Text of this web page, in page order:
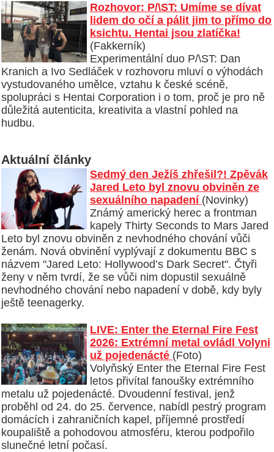
Rozhovor: P/\ST: Umíme se dívat
lidem do očí a pálit jim to přímo do
ksichtu. Hentai jsou zlatíčka!
(Fakkerník)
Experimentální duo P/\ST: Dan
Kranich a Ivo Sedláček v rozhovoru mluví o výhodách
vystudovaného umělce, vztahu k české scéně,
spolupráci s Hentai Corporation i o tom, proč je pro ně
důležitá autenticita, kreativita a vlastní pohled na
hudbu.
Aktuální články
Sedmý den Ježíš zhřešil?! Zpěvák
Jared Leto byl znovu obviněn ze
sexuálního napadení (Novinky)
Známý americký herec a frontman
kapely Thirty Seconds to Mars Jared
Leto byl znovu obviněn z nevhodného chování vůči
ženám. Nová obvinění vyplývají z dokumentu BBC s
názvem "Jared Leto: Hollywood’s Dark Secret". Čtyři
ženy v něm tvrdí, že se vůči nim dopustil sexuálně
nevhodného chování nebo napadení v době, kdy byly
ještě teenagerky.
LIVE: Enter the Eternal Fire Fest
2026: Extrémní metal ovládl Volyni
už pojedenácté (Foto)
Volyňský Enter the Eternal Fire Fest
letos přivítal fanoušky extrémního
metalu už pojedenácté. Dvoudenní festival, jenž
proběhl od 24. do 25. července, nabídl pestrý program
domácích i zahraničních kapel, příjemné prostředí
koupaliště a pohodovou atmosféru, kterou podpořilo
slunečné letní počasí.